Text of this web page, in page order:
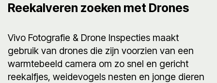
Reekalveren zoeken met Drones
Vivo Fotografie & Drone Inspecties maakt
gebruik van drones die zijn voorzien van een
warmtebeeld camera om zo snel en gericht
reekalfjes, weidevogels nesten en jonge dieren